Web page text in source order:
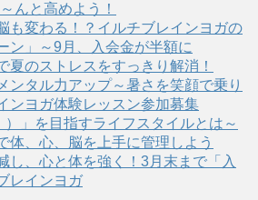
んと高めよう！
も変わる！？イルチブレインヨガの
ン」～9月、入会金が半額に
夏のストレスをすっきり解消！
ンタル力アップ～暑さを笑顔で乗り
ンヨガ体験レッスン参加募集
）」を目指すライフスタイルとは～
体、心、脳を上手に管理しよう
し、心と体を強く！3月末まで「入
レインヨガ